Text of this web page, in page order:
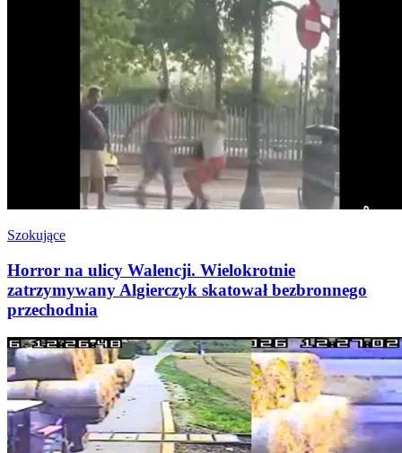
Szokujące
Horror na ulicy Walencji. Wielokrotnie
zatrzymywany Algierczyk skatował bezbronnego
przechodnia